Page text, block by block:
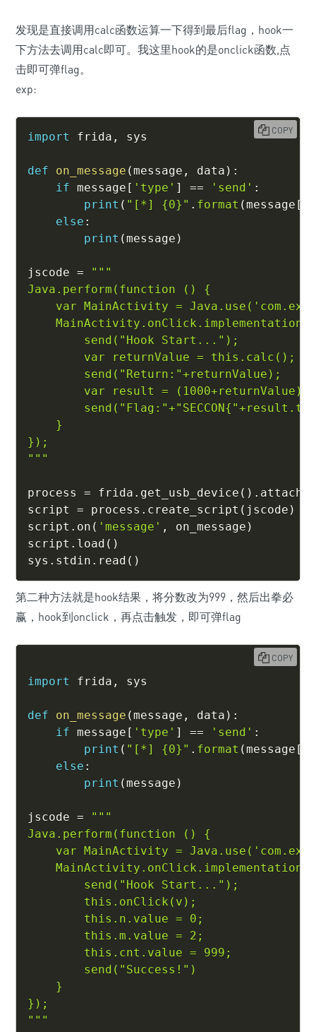
发现是直接调用calc函数运算一下得到最后flag，hook一
下方法去调用calc即可。我这里hook的是onclick函数,点
击即可弹flag。
exp:
import frida , sys
def on_message (message , data ) :
if message [ 'type' ] == 'send' :
print ( "[*] {0}" . format (message [
else :
print (message )
jscode =
"""
Java.perform(function () {
var MainActivity =
MainActivity.onClick.implementation
        send("Hook Start...");
        var returnValue = this.calc();
        send("Return:"+returnValue);
var result =
    }
});
"""
process = frida . get_usb_device ( ) . attach
script = process . create_script ( jscode )
script . on ( 'message' , on_message )
script . load ( )
sys . stdin . read ( )
COPY
第二种方法就是hook结果，将分数改为999，然后出拳必
赢，hook到onclick，再点击触发，即可弹flag
import frida , sys
def on_message (message , data ) :
if message [ 'type' ] == 'send' :
print ( "[*] {0}" . format (message [
else :
print (message )
jscode =
"""
Java.perform(function () {
var MainActivity =
MainActivity.onClick.implementation
        send("Hook Start...");
        this.onClick(v);
        this.n.value = 0;
        this.m.value = 2;
        this.cnt.value = 999;
        send("Success!")
    }
});
"""
COPY